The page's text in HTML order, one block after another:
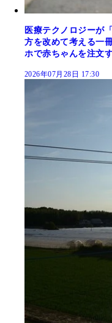
医療テクノロジーが
方を改めて考える一
ホで赤ちゃんを注文
2026年07月28日 17:30